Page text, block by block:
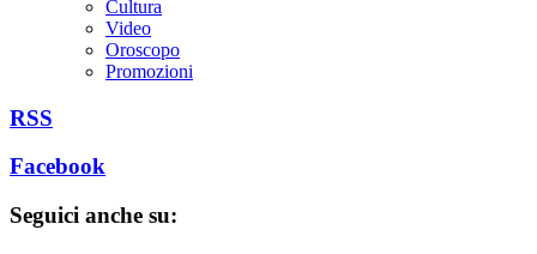
Cultura
Video
Oroscopo
Promozioni
RSS
Facebook
Seguici anche su: